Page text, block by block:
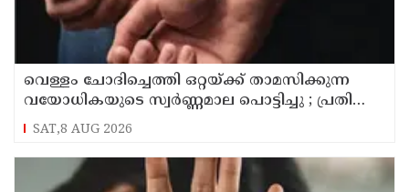
വെള്ളം ചോദിച്ചെത്തി ഒറ്റയ്ക്ക് താമസിക്കുന്ന
വയോധികയുടെ സ്വർണ്ണമാല പൊട്ടിച്ചു ; പ്രതി
പിടിയിൽ
SAT,8 AUG 2026